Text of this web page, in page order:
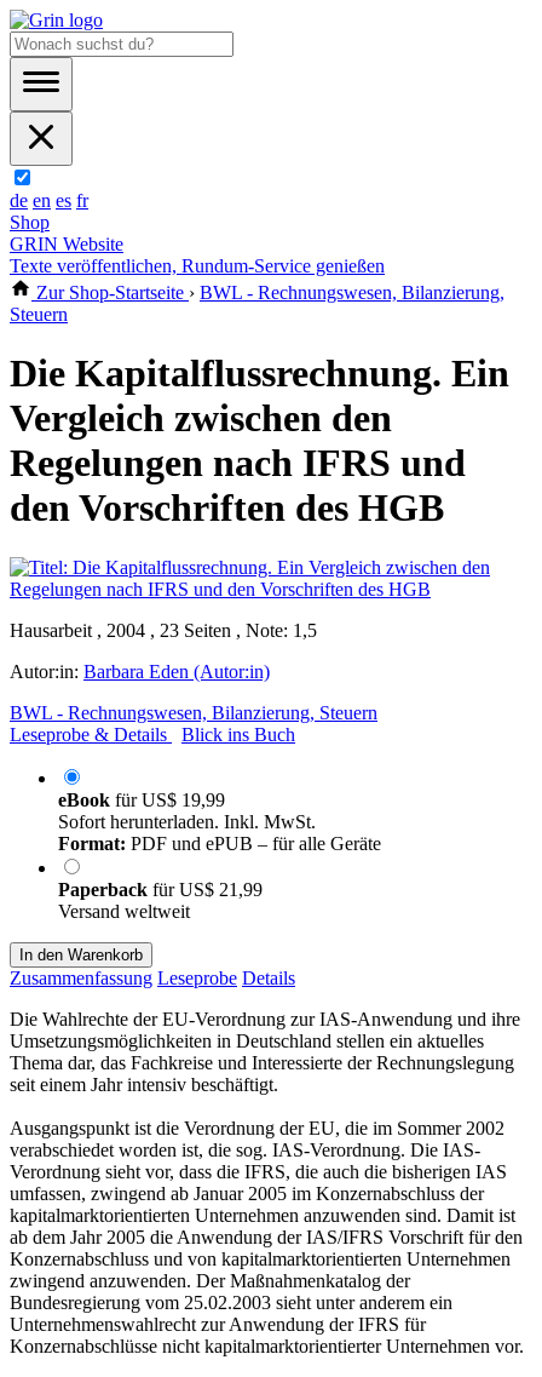
de en es fr
Shop
GRIN Website
Texte veröffentlichen, Rundum-Service genießen
Zur Shop-Startseite › BWL - Rechnungswesen, Bilanzierung,
Steuern
Die Kapitalflussrechnung. Ein
Vergleich zwischen den
Regelungen nach IFRS und
den Vorschriften des HGB
Hausarbeit , 2004 , 23 Seiten , Note: 1,5
Autor:in: Barbara Eden (Autor:in)
BWL - Rechnungswesen, Bilanzierung, Steuern
Leseprobe & Details
Blick ins Buch
eBook fürUS$ 19,99
Sofort herunterladen. Inkl. MwSt.
Format: PDF und ePUB – für alle Geräte
Paperback fürUS$ 21,99
Versand weltweit
In den Warenkorb
Zusammenfassung Leseprobe Details
Die Wahlrechte der EU-Verordnung zur IAS-Anwendung und ihre
Umsetzungsmöglichkeiten in Deutschland stellen ein aktuelles
Thema dar, das Fachkreise und Interessierte der Rechnungslegung
seit einem Jahr intensiv beschäftigt.
Ausgangspunkt ist die Verordnung der EU, die im Sommer 2002
verabschiedet worden ist, die sog. IAS-Verordnung. Die IAS-
Verordnung sieht vor, dass die IFRS, die auch die bisherigen IAS
umfassen, zwingend ab Januar 2005 im Konzernabschluss der
kapitalmarktorientierten Unternehmen anzuwenden sind. Damit ist
ab dem Jahr 2005 die Anwendung der IAS/IFRS Vorschrift für den
Konzernabschluss und von kapitalmarktorientierten Unternehmen
zwingend anzuwenden. Der Maßnahmenkatalog der
Bundesregierung vom 25.02.2003 sieht unter anderem ein
Unternehmenswahlrecht zur Anwendung der IFRS für
Konzernabschlüsse nicht kapitalmarktorientierter Unternehmen vor.